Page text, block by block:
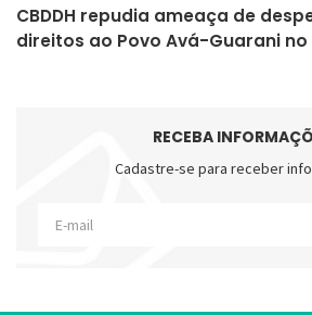
CBDDH repudia ameaça de
direitos ao Povo Avá-Guarani no
RECEBA
Cadastre-se para receber